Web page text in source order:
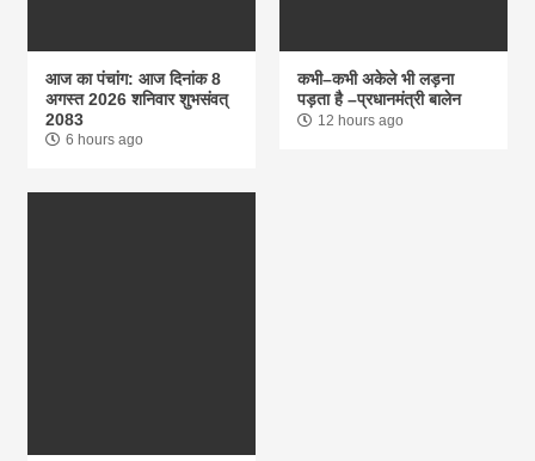
आज का पंचांग: आज दिनांक 8
अगस्त 2026 शनिवार शुभसंवत्
2083
6 hours ago
कभी–कभी अकेले भी लड़ना
पड़ता है –प्रधानमंत्री बालेन
12 hours ago